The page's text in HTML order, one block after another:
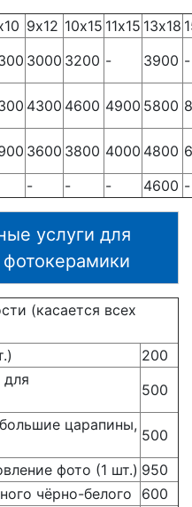
9х12 10х15 11х15 13х18
3000 3200 - 3900 -
4300 4600 4900 5800
3600 3800 4000 4800
- - - 4600 -
услуги для
фотокерамики
(касается всех
200
для
500
царапины,
500
фото (1 шт.) 950
чёрно-белого
600